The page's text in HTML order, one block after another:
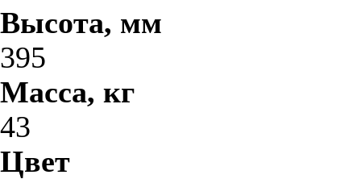
Высота, мм
395
Масса, кг
43
Цвет